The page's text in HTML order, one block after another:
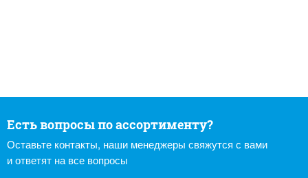
Есть вопросы по ассортименту?
Оставьте контакты, наши менеджеры свяжутся с вами
и ответят на все вопросы